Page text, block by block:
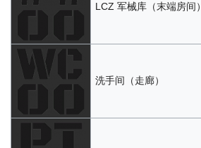
LCZ 军械库（末端房间）
洗手间（走廊）